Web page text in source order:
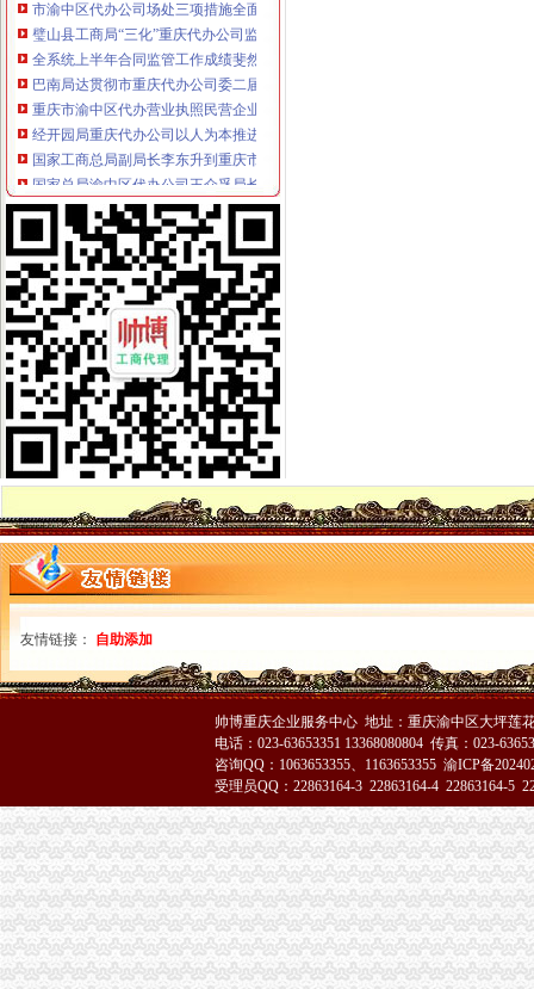
璧山县工商局“三化”重庆代办公司监管夏季冷饮市场
全系统上半年合同监管工作成绩斐然
巴南局达贯彻市重庆代办公司委二届九次全委会精
重庆市渝中区代办营业执照民营企业自主创新座谈会在九龙坡召开
经开园局重庆代办公司以人为本推进企业年检工作
国家工商总局副局长李东升到重庆市渝中区代办营业执照工商局检查指导工作
国家总局渝中区代办公司王众孚局长到渝北局检查指导工作
总局渝中区代办公司纪检组组长石见元到九龙坡局视察廉政文化建设
荣昌局“八化”重庆代办公司推进财务工作制度化规范化
永川局来苏工商所以“绿行动”渝中区代办营业执照推进红盾护农
重庆渝中区
重庆渝中区三大商圈联动主体验式消费-房产频道-华龙网
重庆渝中区柳工装载机--销售电话（价格）
重庆渝中区闲置老旧楼宇改造升级造产业经济-中新网
重庆代办营业执照
重庆工商注册,重庆公司注册,重庆工商代办,重庆注册公司,重庆
重庆营业执照遗失,补办流程及所需资料-时空商城交流版-时空网
公司简介_重庆营业执照代办-重庆乐享凯信代理记账有限公司
重庆代办公司
突尼斯橄榄油进口重庆代理清关报关公司-企汇网
重庆代办工商营业执照-_公司注册工商代办重庆帅博
香港远东集团科技有限公司重庆代理处企业评论
渝中区办执照
重庆查获作坊两年卖700多吨旺（组图）-旺,马儿,猪,
内地居民赴港澳地区申请指南
重庆男子利用POS机刷卡诈骗套走10余商户237万-新华网
渝中区代办营业执照
代办工商执照委托书（一丰工商）.doc
企业管理咨询；税务代理（不含税务师业务）；税务咨询；营业执照
【企业年检代办】企业年检代办价格_企业年检代办批发_企业年检代办
1120_重庆工商咨询,重庆代办工商执照,重庆代理记帐_重庆赞家财
税务策划税务代理服务—重庆渝中解放碑安捷伦谱工作站
渝中区代办公司
中国人寿保险股份有限公司重庆市渝中区支公司招聘信息_电话_地址-
重庆市/渝中区商标代理招聘_北京集佳知识产权代理有限公司重庆分公
航空货运代理,渝中区航空货运,重庆捷利航空-重庆市捷利航空货运
工商动态
友情链接： 自助添加
帅博重庆企业服务中心 地址：重庆渝中区大坪莲
电话：023-63653351 13368080804 传真：023-
咨询QQ：1063653355、1163653355 渝ICP备
受理员QQ：22863164-3 22863164-4 22863164-5